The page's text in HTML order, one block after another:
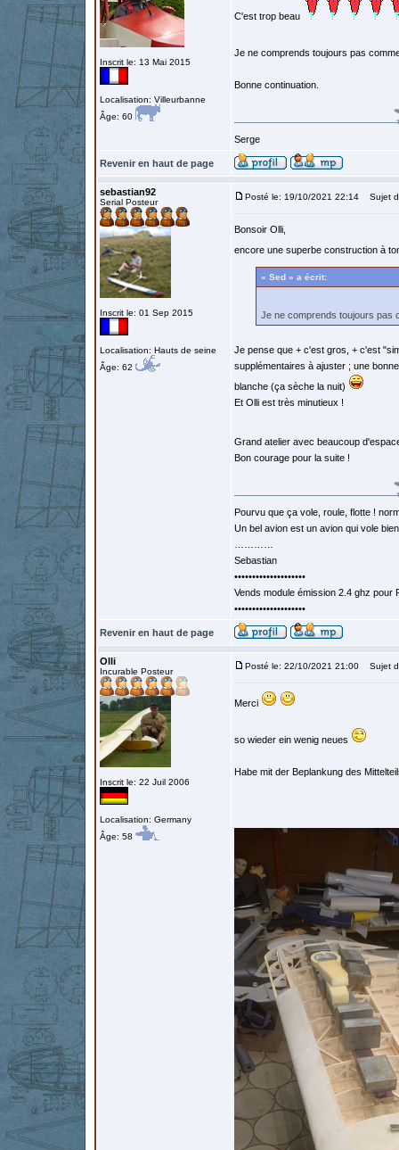
Inscrit le: 13 Mai 2015
Localisation: Villeurbanne
Âge: 60
C'est trop beau
Je ne comprends toujours pas
Bonne continuation.
Serge
Revenir en haut de page
sebastian92
Serial Posteur
Inscrit le: 01 Sep 2015
Localisation: Hauts de seine
Âge: 62
Posté le: 19/10/2021 22:14 Sujet
Bonsoir Olli,
encore une superbe construction à
« Sed » a écrit:
Je ne comprends toujours pas
Je pense que + c'est gros, + c'est
supplémentaires à ajuster ; une
blanche (ça sèche la nuit)
Et Olli est très minutieux !
Grand atelier avec beaucoup
Bon courage pour la suite !
Pourvu que ça vole, roule, flotte !
Un bel avion est un avion qui vole
Sebastian
••••••••••••••••••••
Vends module émission 2.4 ghz
••••••••••••••••••••
Revenir en haut de page
Olli
Incurable Posteur
Inscrit le: 22 Juil 2006
Localisation: Germany
Âge: 58
Posté le: 22/10/2021 21:00 Sujet
Merci
so wieder ein wenig neues
Habe mit der Beplankung des